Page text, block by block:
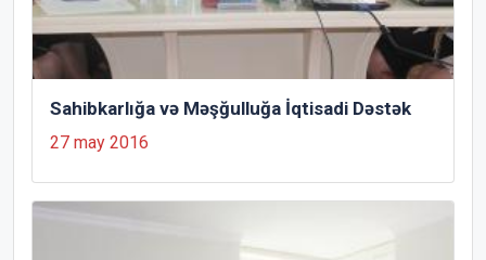
Sahibkarlığa və Məşğulluğa İqtisadi Dəstək
27 may 2016